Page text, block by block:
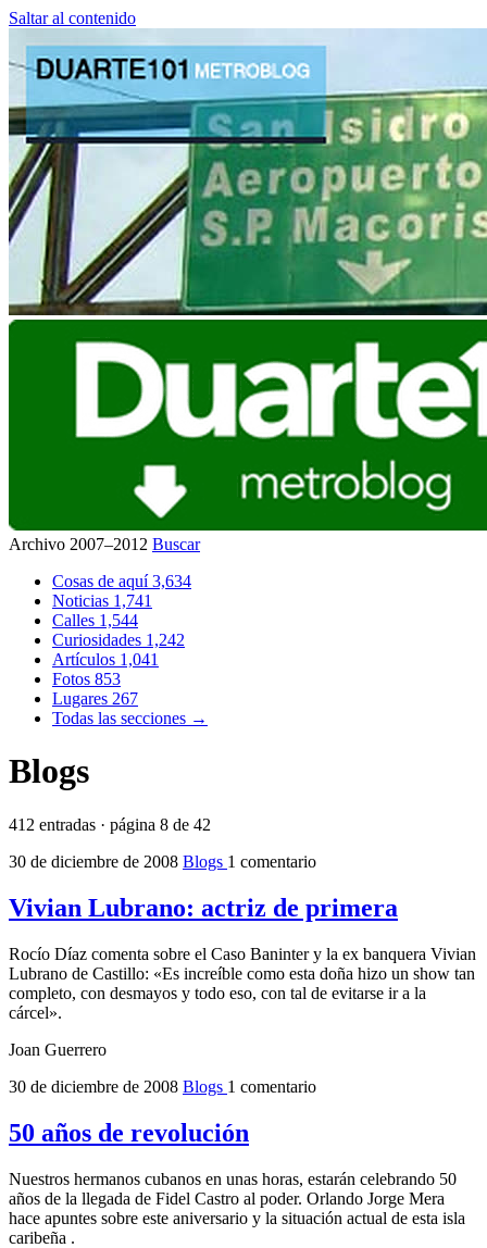
Saltar al contenido
Archivo 2007–2012 Buscar
Cosas de aquí3,634
Noticias 1,741
Calles 1,544
Curiosidades 1,242
Artículos 1,041
Fotos 853
Lugares 267
Todas las secciones →
Blogs
412 entradas · página 8 de 42
30 de diciembre de 2008 Blogs 1 comentario
Vivian Lubrano: actriz de primera
Rocío Díaz comenta sobre el Caso Baninter y la ex banquera Vivian
Lubrano de Castillo: «Es increíble como esta doña hizo un show tan
completo, con desmayos y todo eso, con tal de evitarse ir a la
cárcel».
Joan Guerrero
30 de diciembre de 2008 Blogs 1 comentario
50 años de revolución
Nuestros hermanos cubanos en unas horas, estarán celebrando 50
años de la llegada de Fidel Castro al poder. Orlando Jorge Mera
hace apuntes sobre este aniversario y la situación actual de esta isla
caribeña .